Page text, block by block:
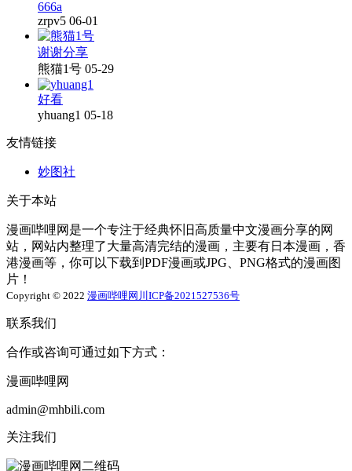
666a
zrpv5 06-01
谢谢分享
熊猫1号 05-29
好看
yhuang1 05-18
友情链接
妙图社
关于本站
漫画哔哩网是一个专注于经典怀旧高质量中文漫画分享的网
站，网站内整理了大量高清完结的漫画，主要有日本漫画，香
港漫画等，你可以下载到PDF漫画或JPG、PNG格式的漫画图
片！
Copyright © 2022 漫画哔哩网 川ICP备2021527536号
联系我们
合作或咨询可通过如下方式：
漫画哔哩网
admin@mhbili.com
关注我们